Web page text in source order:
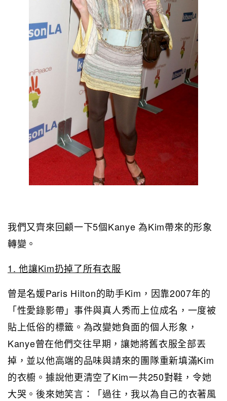
我們又齊來回顧一下5個Kanye 為Kim帶來的形象
轉變。
1. 他讓Kim扔掉了所有衣服
曾是名媛Paris Hilton的助手Kim，因靠2007年的
「性愛錄影帶」事件與真人秀而上位成名，一度被
貼上低俗的標籤。為改變她負面的個人形象，
Kanye曾在他們交往早期，讓她將舊衣服全部丟
掉，並以他高端的品味與請來的團隊重新填滿Kim
的衣櫥。據說他更清空了Kim一共250對鞋，令她
大哭。後來她笑言：「過往，我以為自己的衣著風